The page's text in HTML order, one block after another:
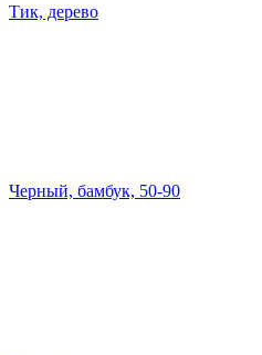
Тик, дерево
Черный, бамбук, 50-90